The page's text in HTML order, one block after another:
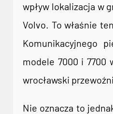
wpływ lokalizacja w
Volvo. To właśnie
Komunikacyjnego
modele 7000 i 7700
wrocławski
Nie oznacza to